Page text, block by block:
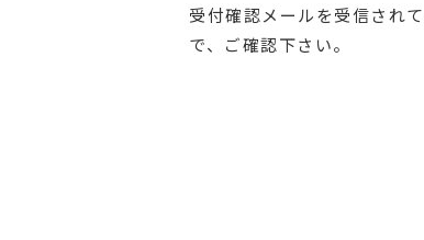
受付確認メールを受信され
で、ご確認下さい。